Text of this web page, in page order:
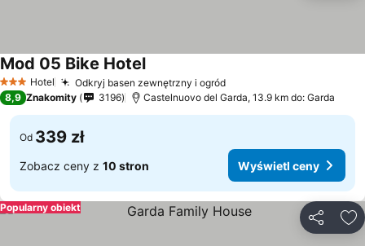
3 Kategoria
Hotel Odkryj basen zewnętrzny i ogród
Mod 05 Bike Hotel
8,9 Znakomity 3196 Castelnuovo del Garda, 13.9 km do: Garda
Od 339 zł
Zobacz ceny z 10 stron Wyświetl ceny
Popularny obiekt